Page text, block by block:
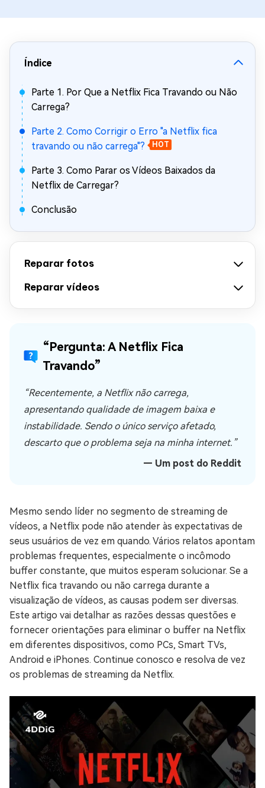
Índice
Parte 1. Por Que a Netflix Fica Travando ou Não
Carrega?
Parte 2. Como Corrigir o Erro "a Netflix fica
travando ou não carrega"?
HOT
Parte 3. Como Parar os Vídeos Baixados da
Netflix de Carregar?
Conclusão
Reparar fotos
Reparar vídeos
“Pergunta: A Netflix Fica
Travando”
“Recentemente, a Netflix não carrega,
apresentando qualidade de imagem baixa e
instabilidade. Sendo o único serviço afetado,
descarto que o problema seja na minha internet.”
— Um post do Reddit
Mesmo sendo líder no segmento de streaming de
vídeos, a Netflix pode não atender às expectativas de
seus usuários de vez em quando. Vários relatos apontam
problemas frequentes, especialmente o incômodo
buffer constante, que muitos esperam solucionar. Se a
Netflix fica travando ou não carrega durante a
visualização de vídeos, as causas podem ser diversas.
Este artigo vai detalhar as razões dessas questões e
fornecer orientações para eliminar o buffer na Netflix
em diferentes dispositivos, como PCs, Smart TVs,
Android e iPhones. Continue conosco e resolva de vez
os problemas de streaming da Netflix.